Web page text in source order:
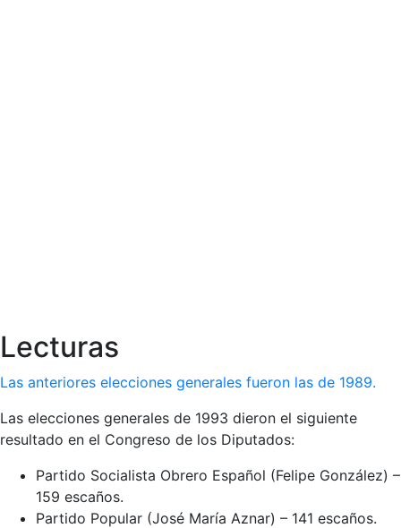
Lecturas
Las anteriores elecciones generales fueron las de 1989.
Las elecciones generales de 1993 dieron el siguiente
resultado en el Congreso de los Diputados:
Partido Socialista Obrero Español (Felipe González) –
159 escaños.
Partido Popular (José María Aznar) – 141 escaños.